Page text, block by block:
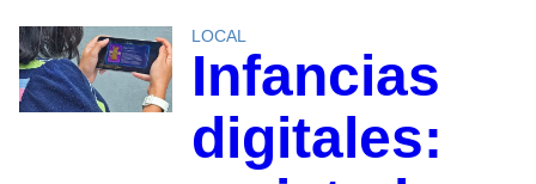
LOCAL
Infancias
digitales: